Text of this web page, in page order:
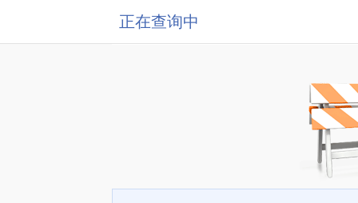
正在查询中